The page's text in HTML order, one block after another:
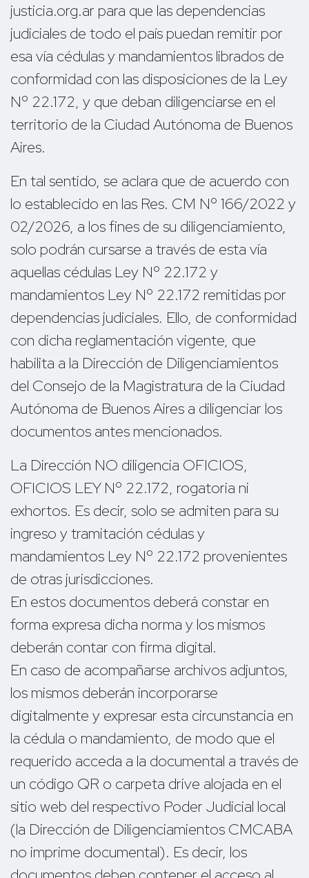
justicia.org.ar para que las dependencias
judiciales de todo el país puedan remitir por
esa vía cédulas y mandamientos librados de
conformidad con las disposiciones de la Ley
Nº 22.172, y que deban diligenciarse en el
territorio de la Ciudad Autónoma de Buenos
Aires.
En tal sentido, se aclara que de acuerdo con
lo establecido en las Res. CM Nº 166/2022 y
02/2026, a los fines de su diligenciamiento,
solo podrán cursarse a través de esta vía
aquellas cédulas Ley Nº 22.172 y
mandamientos Ley Nº 22.172 remitidas por
dependencias judiciales. Ello, de conformidad
con dicha reglamentación vigente, que
habilita a la Dirección de Diligenciamientos
del Consejo de la Magistratura de la Ciudad
Autónoma de Buenos Aires a diligenciar los
documentos antes mencionados.
La Dirección NO diligencia OFICIOS,
OFICIOS LEY Nº 22.172, rogatoria ni
exhortos. Es decir, solo se admiten para su
ingreso y tramitación cédulas y
mandamientos Ley Nº 22.172 provenientes
de otras jurisdicciones.
En estos documentos deberá constar en
forma expresa dicha norma y los mismos
deberán contar con firma digital.
En caso de acompañarse archivos adjuntos,
los mismos deberán incorporarse
digitalmente y expresar esta circunstancia en
la cédula o mandamiento, de modo que el
requerido acceda a la documental a través de
un código QR o carpeta drive alojada en el
sitio web del respectivo Poder Judicial local
(la Dirección de Diligenciamientos CMCABA
no imprime documental). Es decir, los